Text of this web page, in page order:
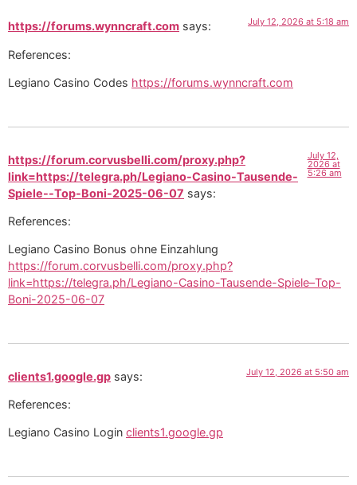
https://forums.wynncraft.com says: July 12, 2026 at 5:18 am
References:
Legiano Casino Codes https://forums.wynncraft.com
https://forum.corvusbelli.com/proxy.php?
link=https://telegra.ph/Legiano-Casino-Tausende-
Spiele--Top-Boni-2025-06-07 says:
July 12,
2026 at
5:26 am
References:
Legiano Casino Bonus ohne Einzahlung
https://forum.corvusbelli.com/proxy.php?
link=https://telegra.ph/Legiano-Casino-Tausende-Spiele–Top-
Boni-2025-06-07
clients1.google.gp says: July 12, 2026 at 5:50 am
References:
Legiano Casino Login clients1.google.gp